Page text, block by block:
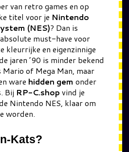
van retro games en op
titel voor je Nintendo
(NES)? Dan is
must-have voor
kleurrijke en eigenzinnige
jaren ’90 is minder bekend
of Mega Man, maar
ware hidden gem onder
Bij RP-C.shop vind je
Nintendo NES, klaar om
worden.
Kats?